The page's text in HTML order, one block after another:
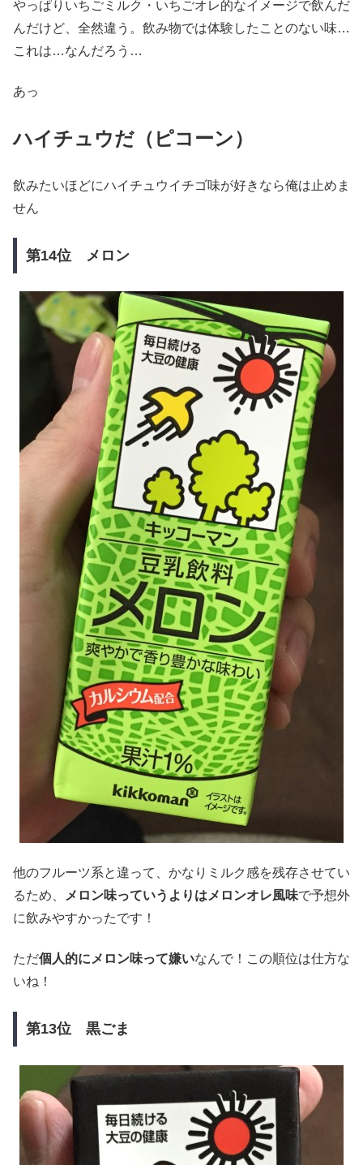
やっぱりいちごミルク・いちごオレ的なイメージで飲んだ
んだけど、全然違う。飲み物では体験したことのない味…
これは…なんだろう…
あっ
ハイチュウだ（ピコーン）
飲みたいほどにハイチュウイチゴ味が好きなら俺は止めま
せん
第14位 メロン
他のフルーツ系と違って、かなりミルク感を残存させてい
るため、
メロン味っていうよりはメロンオレ風味で予想外
に飲みやすかったです！
ただ個人的にメロン味って嫌いなんで！この順位は仕方な
いね！
第13位 黒ごま